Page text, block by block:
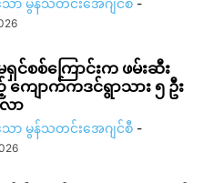
မွန်သတင်းအေဂျင်စီ -
င်စစ်ကြောင်းက ဖမ်းဆီး
ျောက်ကဒင်ရွာသား ၅ ဦး
ာ
မွန်သတင်းအေဂျင်စီ -